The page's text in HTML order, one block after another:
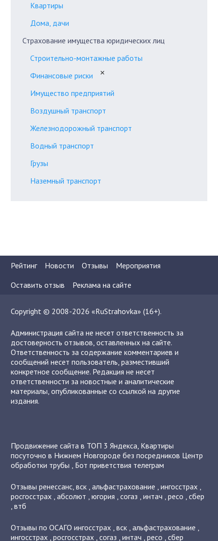
Квартиры
Дома, дачи
Страхование имущества юридических лиц
Строительно-монтажные работы
Финансовые риски
✕
Имущество предприятий
Воздушный транспорт
Железнодорожный транспорт
Водный транспорт
Грузы
Наземный транспорт
Рейтинг Новости Отзывы
Мероприятия
Оставить отзыв
Реклама на сайте
Copyright © 2008-2026 «RuStrahovka» (16+).
Администрация сайта не несет ответственность за
достоверность отзывов, оставленных на сайте.
Ответственность за содержание комментариев и
сообщений несет пользователь, разместивший
конкретное сообщение. Редакция не несет
ответственности за новостные и аналитические
материалы, опубликованные со ссылкой на другие
издания.
Продвижение сайта в ТОП 3 Яндекса, Квартиры
посуточно в Нижнем Новгороде без посредников Центр
обработки трубы , Бот приветствия телеграм
Отзывыренессанс,вск ,альфастрахование ,ингосстрах ,
росгосстрах ,абсолют ,югория ,согаз ,интач ,ресо ,сбер
,втб
Отзывы по ОСАГОингосстрах ,вск ,альфастрахование ,
ингосстрах ,росгосстрах ,согаз ,интач ,ресо ,сбер